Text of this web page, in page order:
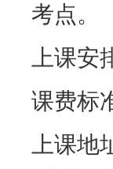
考点。
上课
课费标
上课